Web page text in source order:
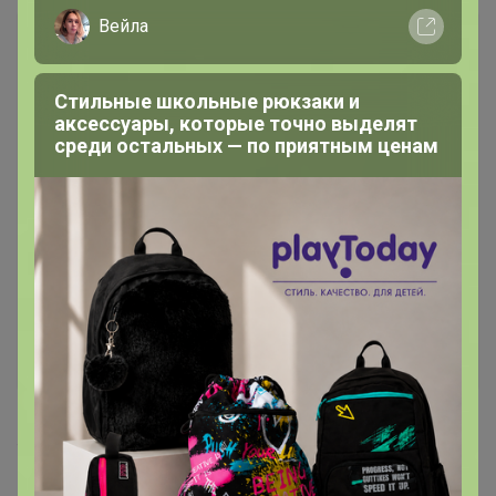
5.0 10.1K 35.5K 829 12 100%
Ваш КАПРИЗ. Мужской и женский недорогой
Вейла
Стильные школьные рюкзаки и
аксессуары, которые точно выделят
среди остальных — по приятным ценам